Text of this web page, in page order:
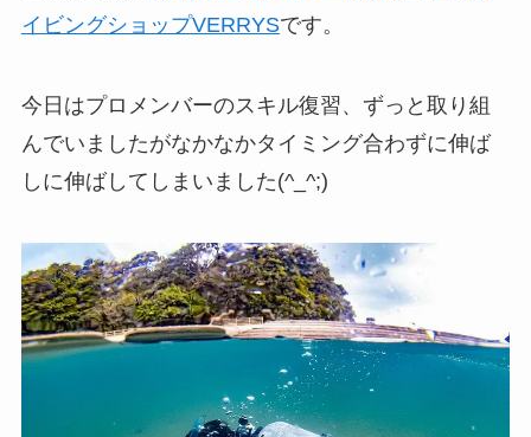
イビングショップVERRYSです。
今日はプロメンバーのスキル復習、ずっと取り組
んでいましたがなかなかタイミング合わずに伸ば
しに伸ばしてしまいました(^_^;)